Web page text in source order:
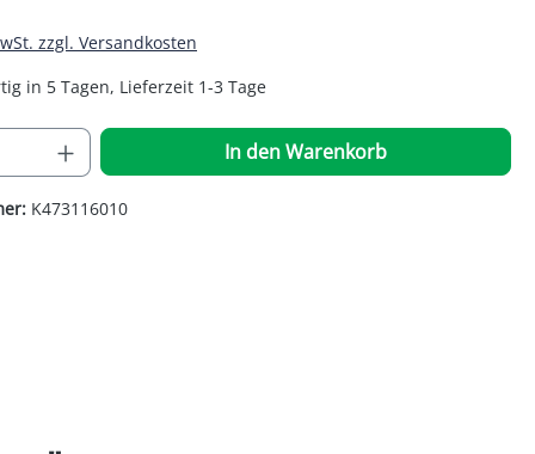
zzgl. Versandkosten
in 5 Tagen, Lieferzeit 1-3 Tage
Gib den gewünschten Wert
In den Warenkorb
K473116010